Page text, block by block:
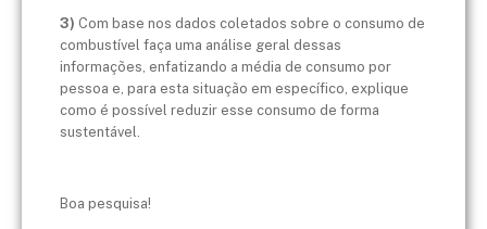
3) Com base nos dados coletados sobre o consumo de
combustível faça uma análise geral dessas
informações, enfatizando a média de consumo por
pessoa e, para esta situação em específico, explique
como é possível reduzir esse consumo de forma
sustentável.
Boa pesquisa!